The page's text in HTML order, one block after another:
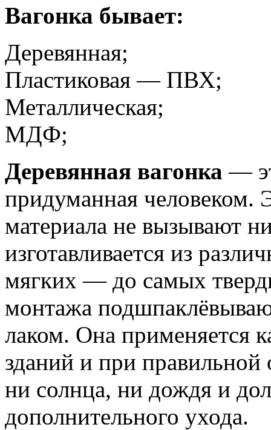
Вагонка бывает:
Деревянная;
Пластиковая — ПВХ;
Металлическая;
МДФ;
Деревянная вагонка —
придуманная человеком.
материала не вызывают
изготавливается из
мягких — до самых
монтажа
лаком. Она применяется
зданий и при правильной
ни солнца, ни дождя и
дополнительного ухода.